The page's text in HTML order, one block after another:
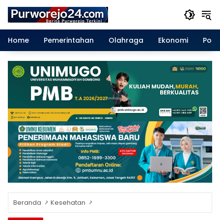
Langsung
konten
Home
Pemerintahan Olahraga Ekonomi
Beranda Kesehatan